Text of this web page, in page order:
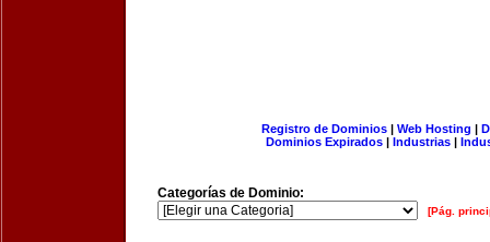
Registro de Dominios| Web Hosting |
Dominios Expirados | Industrias |
Categorías de Dominio:
[Pág.